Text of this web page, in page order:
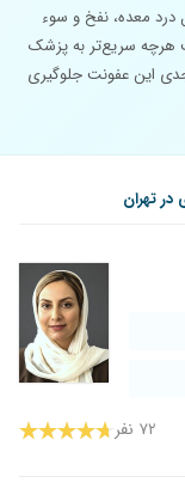
معده، نفخ و سوء
هرچه سریع‌تر به پزشک
این عفونت جلوگیری
تهران
۷۲ نفر